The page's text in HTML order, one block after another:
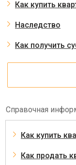
Как купить
Наследство
Как получить
Справочная
Как купить
Как продать